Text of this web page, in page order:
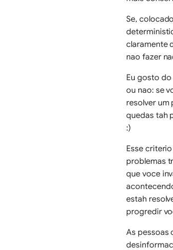
Se,
claramente
nao fazer
Eu gosto
ou nao: se
resolver um
quedas tah
:)
Esse
problemas
que voce
estah
progredir
As pessoas